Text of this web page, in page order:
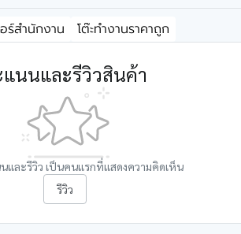
ร์สำนักงาน โต๊ะทำงานราคาถูก
นนและรีวิวสินค้า
และรีวิว เป็นคนแรกที่แสดงความคิดเห็น
รีวิว